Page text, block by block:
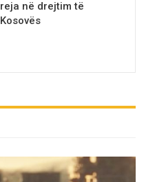
reja në drejtim të
Kosovës